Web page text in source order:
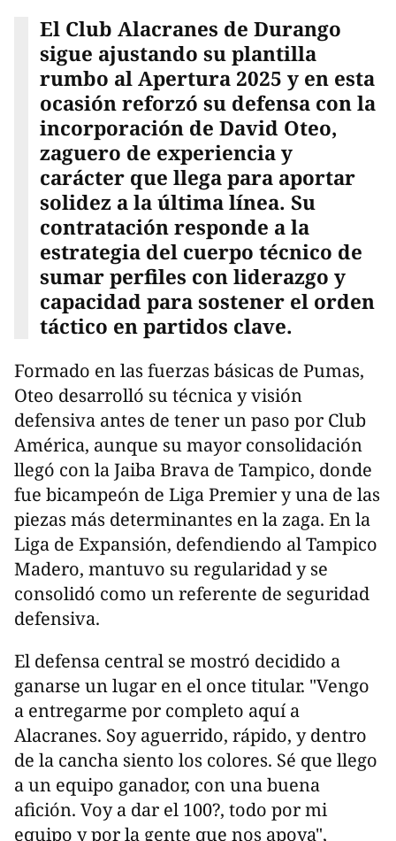
El Club Alacranes de Durango
sigue ajustando su plantilla
rumbo al Apertura 2025 y en esta
ocasión reforzó su defensa con la
incorporación de David Oteo,
zaguero de experiencia y
carácter que llega para aportar
solidez a la última línea. Su
contratación responde a la
estrategia del cuerpo técnico de
sumar perfiles con liderazgo y
capacidad para sostener el orden
táctico en partidos clave.
Formado en las fuerzas básicas de Pumas,
Oteo desarrolló su técnica y visión
defensiva antes de tener un paso por Club
América, aunque su mayor consolidación
llegó con la Jaiba Brava de Tampico, donde
fue bicampeón de Liga Premier y una de las
piezas más determinantes en la zaga. En la
Liga de Expansión, defendiendo al Tampico
Madero, mantuvo su regularidad y se
consolidó como un referente de seguridad
defensiva.
El defensa central se mostró decidido a
ganarse un lugar en el once titular. "Vengo
a entregarme por completo aquí a
Alacranes. Soy aguerrido, rápido, y dentro
de la cancha siento los colores. Sé que llego
a un equipo ganador, con una buena
afición. Voy a dar el 100?, todo por mi
equipo y por la gente que nos apoya",